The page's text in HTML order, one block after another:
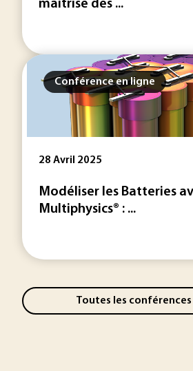
maîtrise des ...
Conférence en ligne
28 Avril 2025
Modéliser les Batteries
Multiphysics® : ...
Toutes les